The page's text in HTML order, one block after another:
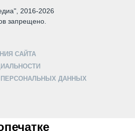
2016-2026
запрещено.
САЙТА
ПЕРСОНАЛЬНЫХ ДАННЫХ